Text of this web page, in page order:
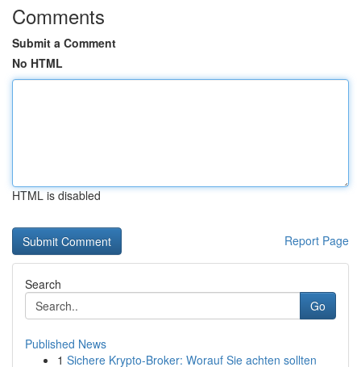
Comments
Submit a Comment
No HTML
HTML is disabled
Report Page
Search
Go
Published News
1 Sichere Krypto-Broker: Worauf Sie achten sollten